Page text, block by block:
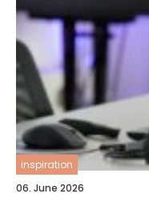
inspiration
06. June 2026